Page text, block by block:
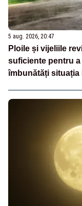
5 aug. 2026, 20:47
Ploile și vijeliile
suficiente pentru
îmbunătăți situația